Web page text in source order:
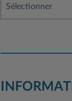
Sélectionner